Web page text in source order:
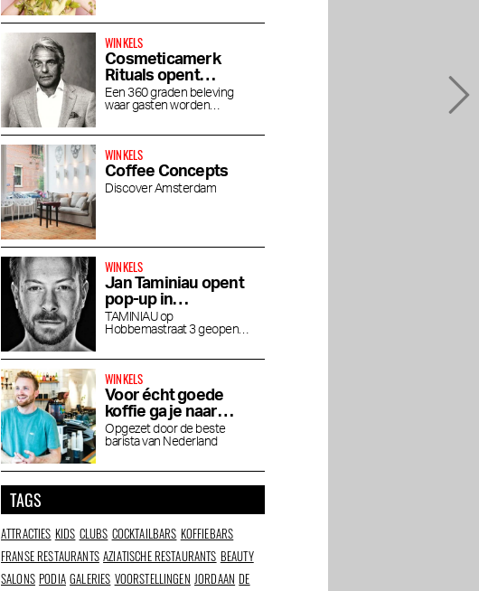
WINKELS
Cosmeticamerk
Rituals opent
concept store
House of Rituals
Een 360 graden beleving
waar gasten worden
WINKELS
Coffee Concepts
Discover Amsterdam
WINKELS
Jan Taminiau opent
pop-up in
Museumkwartier
TAMINIAU op
Hobbemastraat 3 geopend
WINKELS
Voor écht goede
koffie ga je naar
Friedhats FUKU
Cafe
Opgezet door de beste
barista van Nederland
TAGS
ATTRACTIES KIDS CLUBS COCKTAILBARS KOFFIEBARS
FRANSE RESTAURANTS AZIATISCHE RESTAURANTS BEAUTY
SALONS PODIA GALERIES VOORSTELLINGEN JORDAAN DE